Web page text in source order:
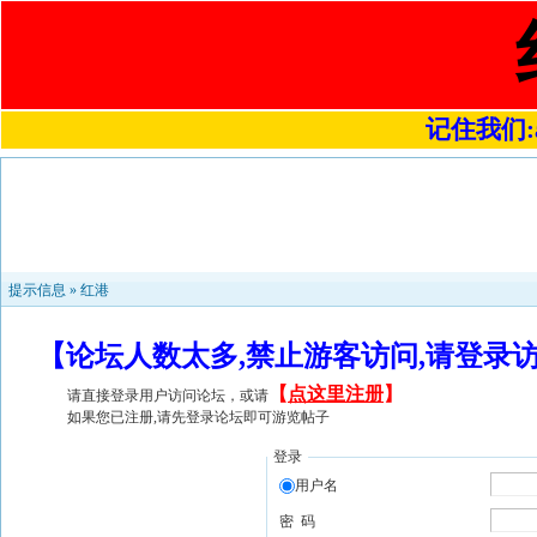
记住我们
提示信息 » 红港
【论坛人数太多,禁止游客访问,请登
请直接登录用户访问论坛，或请 【 点这里注册】
如果您已注册,请先登录论坛即可游览帖子
登录
用户名
密 码